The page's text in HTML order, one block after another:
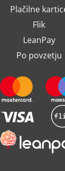
Plačilne
Flik
LeanPay
Po povzetju